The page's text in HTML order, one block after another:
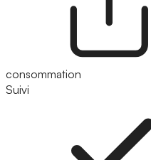
consommation
Suivi